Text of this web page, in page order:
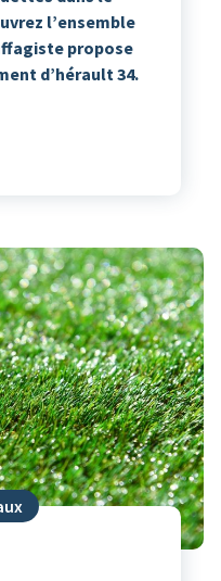
l’ensemble
propose
d’hérault 34.